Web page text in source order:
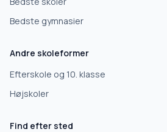
Bedste gymnasier
Andre skoleformer
Efterskole og 10. klasse
Højskoler
Find efter sted